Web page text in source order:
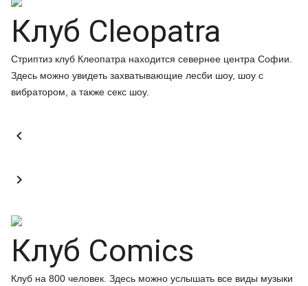
Клуб Cleopatra
Стриптиз клуб Клеопатра находится севернее центра Софии.
Здесь можно увидеть захватывающие лесби шоу, шоу с
вибратором, а также секс шоу.


Клуб Comics
Клуб на 800 человек. Здесь можно услышать все виды музыки